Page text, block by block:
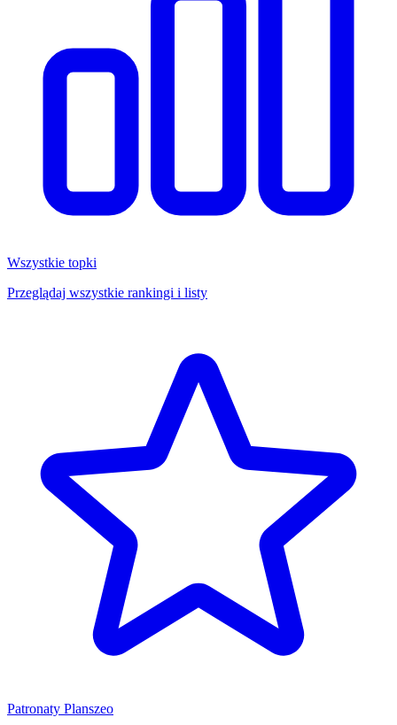
Wszystkie topki
Przeglądaj wszystkie rankingi i listy
Patronaty Planszeo